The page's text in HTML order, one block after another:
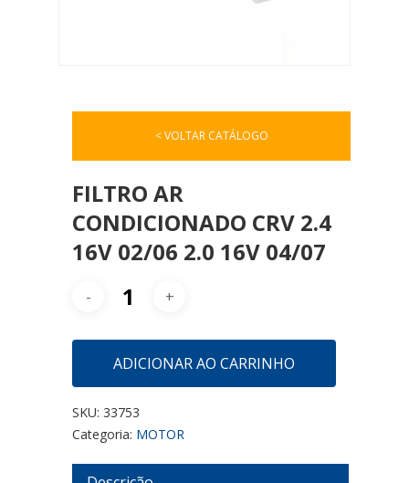
< VOLTAR CATÁLOGO
FILTRO AR
CONDICIONADO CRV 2.4
16V 02/06 2.0 16V 04/07
ADICIONAR AO CARRINHO
SKU: 33753
Categoria: MOTOR